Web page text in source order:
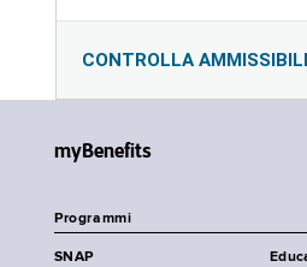
CONTROLLA
myBenefits
Programmi
SNAP